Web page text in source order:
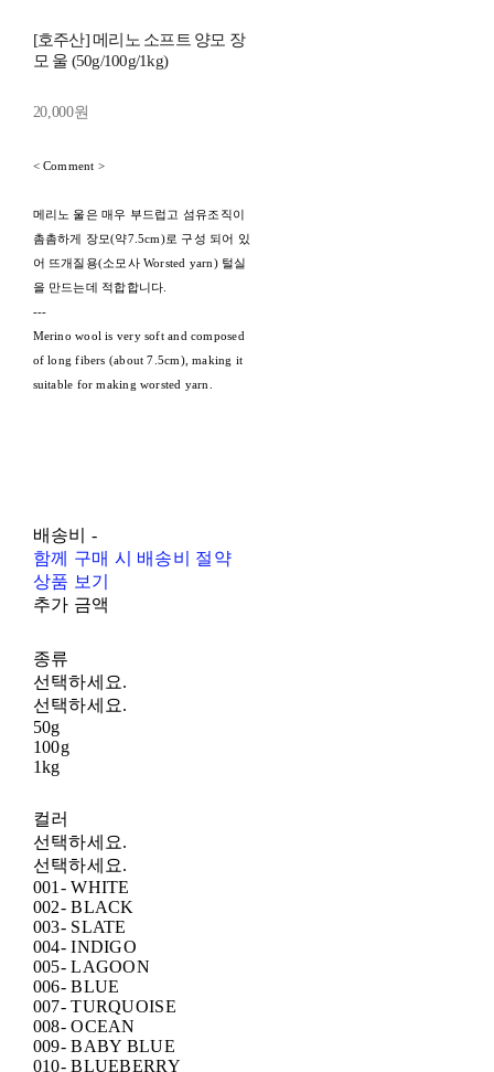
[호주산] 메리노 소프트 양모 장
모 울 (50g/100g/1kg)
20,000원
< Comment >
메리노 울은 매우 부드럽고 섬유조직이
촘촘하게 장모(약7.5cm)로 구성 되어 있
어 뜨개질용(소모사 Worsted yarn) 털실
을 만드는데 적합합니다.
---
Merino wool is very soft and composed
of long fibers (about 7.5cm), making it
suitable for making worsted yarn.
배송비 -
함께 구매 시 배송비 절약
상품 보기
추가 금액
종류
선택하세요.
선택하세요.
50g
100g
1kg
컬러
선택하세요.
선택하세요.
001- WHITE
002- BLACK
003- SLATE
004- INDIGO
005- LAGOON
006- BLUE
007- TURQUOISE
008- OCEAN
009- BABY BLUE
010- BLUEBERRY